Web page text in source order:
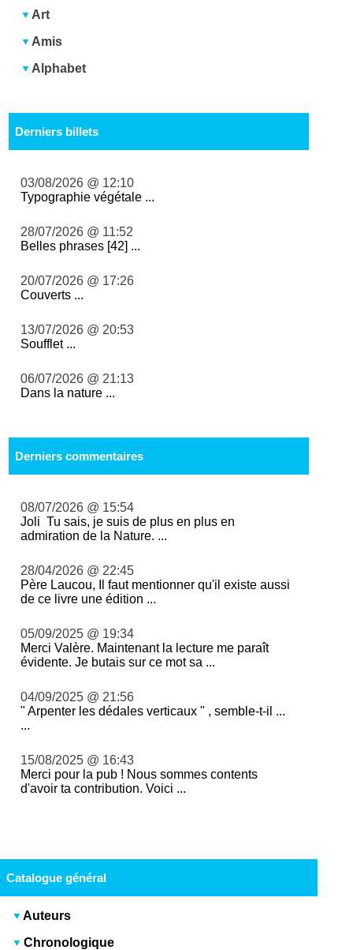
Art
Amis
Alphabet
Derniers billets
03/08/2026 @ 12:10
Typographie végétale ...
28/07/2026 @ 11:52
Belles phrases [42] ...
20/07/2026 @ 17:26
Couverts ...
13/07/2026 @ 20:53
Soufflet ...
06/07/2026 @ 21:13
Dans la nature ...
Derniers commentaires
08/07/2026 @ 15:54
Joli Tu sais, je suis de plus en plus en
admiration de la Nature. ...
28/04/2026 @ 22:45
Père Laucou, Il faut mentionner qu'il existe aussi
de ce livre une édition ...
05/09/2025 @ 19:34
Merci Valère. Maintenant la lecture me paraît
évidente. Je butais sur ce mot sa ...
04/09/2025 @ 21:56
" Arpenter les dédales verticaux " , semble-t-il ...
...
15/08/2025 @ 16:43
Merci pour la pub ! Nous sommes contents
d'avoir ta contribution. Voici ...
Catalogue général
Auteurs
Chronologique